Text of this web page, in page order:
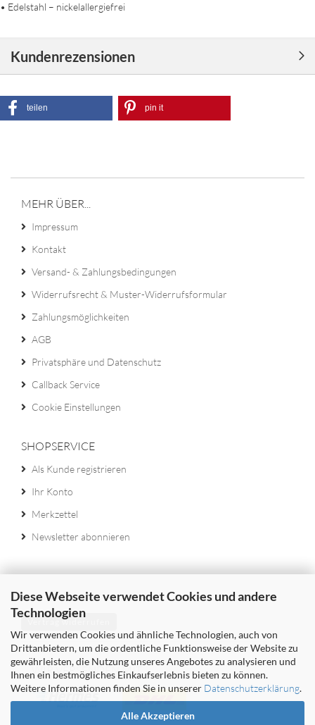
Diese Webseite verwendet Cookies und andere
Technologien
Wir verwenden Cookies und ähnliche Technologien, auch von
Drittanbietern, um die ordentliche Funktionsweise der Website zu
gewährleisten, die Nutzung unseres Angebotes zu analysieren und
Ihnen ein bestmögliches Einkaufserlebnis bieten zu können.
Weitere Informationen finden Sie in unserer Datenschutzerklärung.
Alle Akzeptieren
• Edelstahl – nickelallergiefrei
Kundenrezensionen
teilen pin it
MEHR ÜBER...
Impressum
Kontakt
Versand- & Zahlungsbedingungen
Widerrufsrecht & Muster-Widerrufsformular
Zahlungsmöglichkeiten
AGB
Privatsphäre und Datenschutz
Callback Service
Cookie Einstellungen
SHOPSERVICE
Als Kunde registrieren
Ihr Konto
Merkzettel
Newsletter abonnieren
Vertrag widerrufen
WIR VERSENDEN MIT